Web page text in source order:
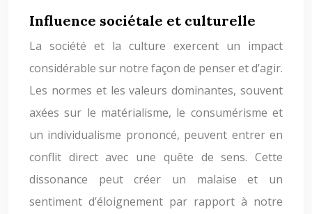
Influence sociétale et culturelle
La société et la culture exercent un impact
considérable sur notre façon de penser et d’agir.
Les normes et les valeurs dominantes, souvent
axées sur le matérialisme, le consumérisme et
un individualisme prononcé, peuvent entrer en
conflit direct avec une quête de sens. Cette
dissonance peut créer un malaise et un
sentiment d’éloignement par rapport à notre